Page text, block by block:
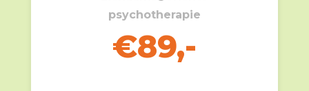
psychotherapie
€89,-